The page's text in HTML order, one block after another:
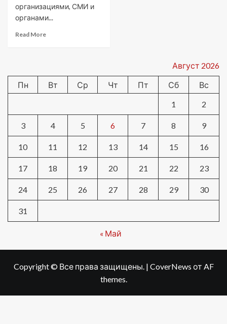
организациями, СМИ и
органами...
Read More
Август 2026
Пн
Вт Ср Чт Пт Сб
Вс
1
2
3 4 5 6 7 8 9
10 11 12 13 14 15 16
17 18 19 20 21 22 23
24 25 26 27 28 29 30
31
« Май
Copyright © Все права защищены. | CoverNews от AF
themes.